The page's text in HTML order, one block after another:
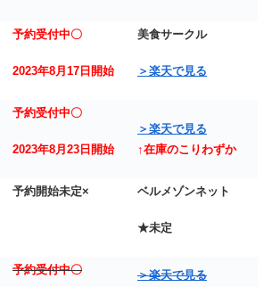
予約受付中〇
2023年8月17日開始
美食サークル
＞楽天で見る
予約受付中〇
2023年8月23日開始
＞楽天で見る
↑在庫のこりわずか
予約開始未定× ベルメゾンネット
★未定
予約受付中〇
＞楽天で見る